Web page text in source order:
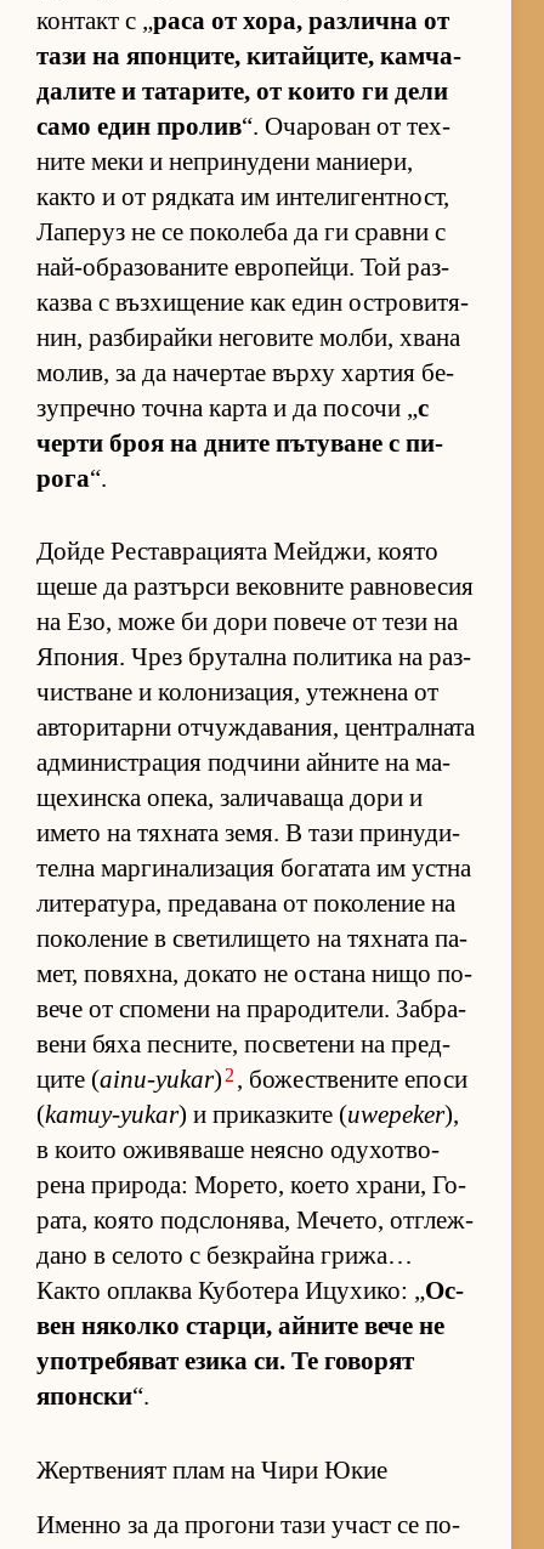
кон­такт с „раса от хо­ра, раз­лична от
тази на япон­ци­те, ки­тай­ци­те, кам­ча­
да­лите и та­та­ри­те, от ко­ито ги дели
само един про­лив“. Оча­ро­ван от тех­
ните меки и неп­ри­ну­дени ма­ни­е­ри,
както и от ряд­ката им ин­те­ли­ген­т­ност,
Ла­пе­руз не се по­ко­леба да ги сравни с
най-об­ра­зо­ва­ните ев­ро­пей­ци. Той раз­
казва с въз­хи­ще­ние как един ос­т­ро­ви­тя­
нин, раз­би­райки не­го­вите мол­би, хвана
мо­лив, за да на­чер­тае върху хар­тия бе­
зуп­речно точна карта и да по­сочи „с
черти броя на дните пъ­ту­ване с пи­
рога“.
Дойде Рес­тав­ра­ци­ята Мей­джи, ко­ято
щеше да раз­търси ве­ков­ните рав­но­ве­сия
на Езо, може би дори по­вече от тези на
Япо­ния. Чрез бру­тална по­ли­тика на раз­
чис­т­ване и ко­ло­ни­за­ция, утеж­нена от
ав­то­ри­тарни от­чуж­да­ва­ния, цен­т­рал­ната
ад­ми­нис­т­ра­ция под­чини ай­ните на ма­
ще­хин­ска опе­ка, за­ли­ча­ваща дори и
името на тях­ната зе­мя. В тази при­ну­ди­
телна мар­ги­на­ли­за­ция бо­га­тата им ус­тна
ли­те­ра­ту­ра, пре­да­вана от по­ко­ле­ние на
по­ко­ле­ние в све­ти­ли­щето на тях­ната па­
мет, по­вях­на, до­като не ос­тана нищо по­
вече от спо­мени на пра­ро­ди­те­ли. Заб­ра­
вени бяха пес­ни­те, пос­ве­тени на пред­
ците (ainu-yukar) 2 , бо­жес­т­ве­ните епоси
(kamuy-yukar) и при­каз­ките (uwepeker),
в ко­ито ожи­вя­ваше не­ясно оду­хот­во­
рена при­ро­да: Мо­ре­то, ко­ето хра­ни, Го­
ра­та, ко­ято под­с­ло­ня­ва, Ме­че­то, от­г­леж­
дано в се­лото с без­к­райна гри­жа…
Както оп­лаква Ку­бо­тера Ицу­хи­ко: „Ос­
вен ня­колко стар­ци, ай­ните вече не
упот­ре­бя­ват езика си. Те го­во­рят
япон­ски“.
Жертвеният плам на Чири Юкие
Именно за да про­гони тази участ се по­